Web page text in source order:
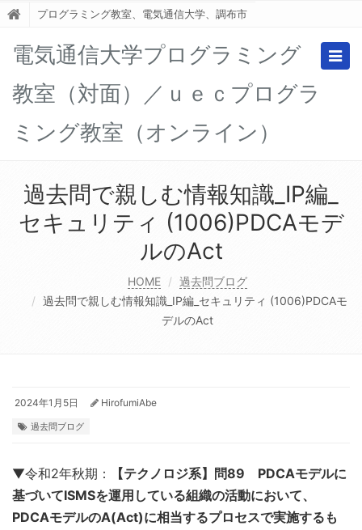
プログラミング教室、電気通信大学、調布市
電気通信大学プログラミング
教室（対面）／ｕｅｃプログラ
ミング教室（オンライン）
過去問で親しむ情報知識_IP編_
セキュリティ (1006)PDCAモデ
ルのAct
HOME
過去問ブログ
過去問で親しむ情報知識_IP編_セキュリティ (1006)PDCAモ
デルのAct
2024年1月5日 HirofumiAbe
過去問ブログ
▼令和2年秋期：
【テクノロジ系】問89 PDCAモデルに
基づいてISMSを運用している組織の活動において、
PDCAモデルのA(Act)に相当するプロセスで実施するも